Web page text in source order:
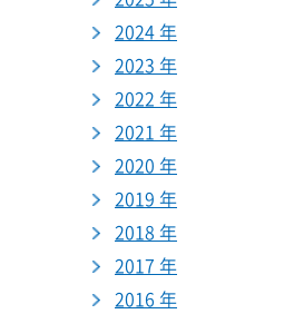
2024 年
2023 年
2022 年
2021 年
2020 年
2019 年
2018 年
2017 年
2016 年